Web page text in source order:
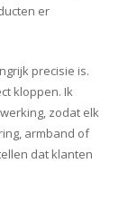
er
precisie is.
kloppen. Ik
zodat elk
armband of
dat klanten